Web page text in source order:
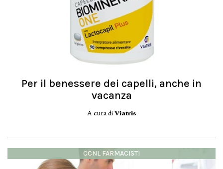
Per il benessere dei capelli, anche in
vacanza
A cura diViatris
CCNL FARMACISTI